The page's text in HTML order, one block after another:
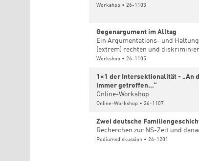
Workshop • 26-1103
Gegenargument im Alltag
Ein Argumentations- und
(extrem) rechten und
Workshop • 26-1105
1×1 der Intersektionalität - „An
immer getroffen…“
Online-Workshop
Online-Workshop • 26-1107
Zwei deutsche
Recherchen zur NS-Zeit und
Podiumsdiskussion • 26-1201